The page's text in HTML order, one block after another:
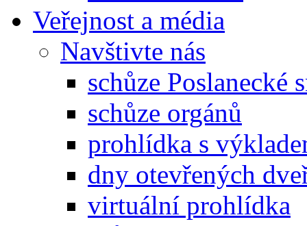
Veřejnost a média
Navštivte nás
schůze Poslanecké
schůze orgánů
prohlídka s
dny otevřených
virtuální prohlídka